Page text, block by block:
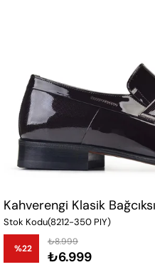
Kahverengi Klasik
Stok Kodu(8212-350 PIY)
%22
₺8.999
₺6.999